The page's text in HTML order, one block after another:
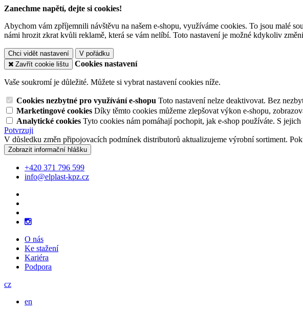
Zanechme napětí, dejte si cookies!
Abychom vám zpříjemnili návštěvu na našem e-shopu, využíváme cookies. To jsou malé
námi hrozit zkrat kvůli reklamě, která se vám nelíbí. Toto nastavení je možné kdykoliv
Chci vidět nastavení
V pořádku
Zavřít cookie lištu
Cookies nastavení
Vaše soukromí je důležité. Můžete si vybrat nastavení cookies níže.
Cookies nezbytné pro využívání e-shopu Toto nastavení nelze deaktivovat. Bez
Marketingové cookies Díky těmto cookies můžeme zlepšovat výkon e-shopu,
Analytické cookies Tyto cookies nám pomáhají pochopit, jak e-shop používáte. S
Potvrzuji
V důsledku změn připojovacích podmínek distributorů aktualizujeme výrobní sortiment.
Zobrazit informační hlášku
+420 371 796 599
info@elplast-kpz.cz
O nás
Ke stažení
Kariéra
Podpora
cz
en